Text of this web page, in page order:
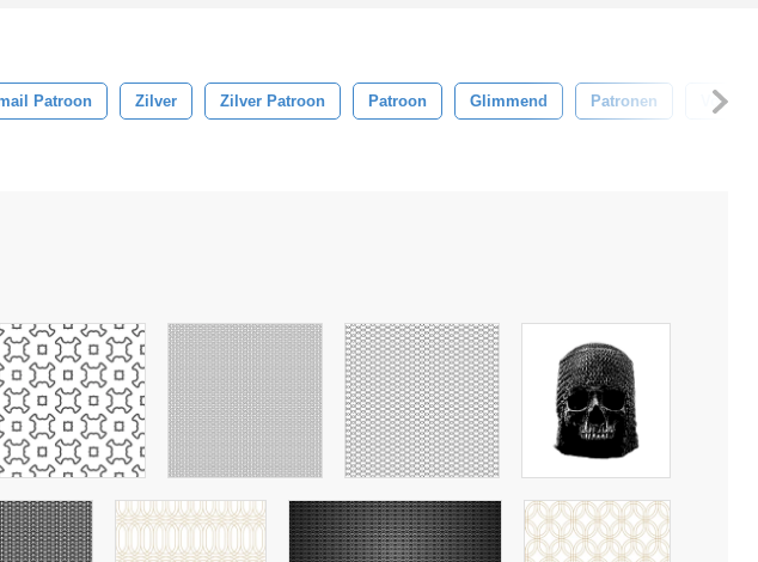
Patroon Zilver Zilver Patroon Patroon Glimmend Patronen Vorm